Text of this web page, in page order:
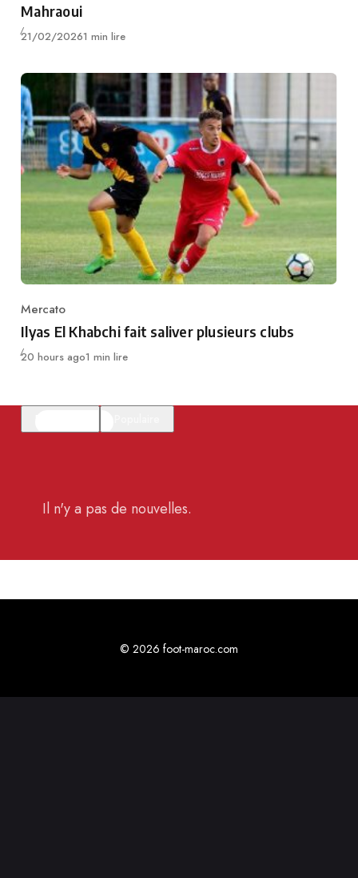
Mahraoui
Publié
21/02/20261 min lire
Category
Mercato
Ilyas El Khabchi fait saliver plusieurs clubs
Publié
20 hours ago1 min lire
Il n'y a pas de nouvelles.
© 2026 foot-maroc.com